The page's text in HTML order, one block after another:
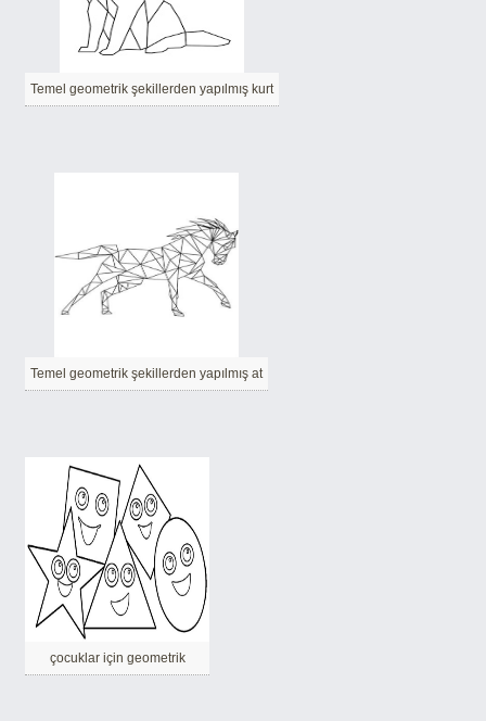
Temel geometrik şekillerden yapılmış kurt
Temel geometrik şekillerden yapılmış at
çocuklar için geometrik